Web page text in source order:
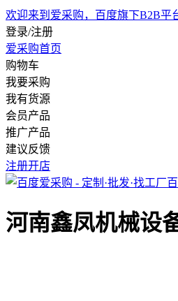
欢迎来到爱采购，百度旗下B2B平
登录/注册
爱采购首页
购物车
我要采购
我有货源
会员产品
推广产品
建议反馈
注册开店
河南鑫凤机械设